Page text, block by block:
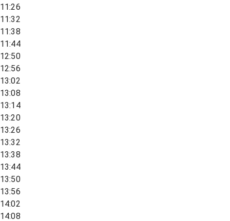
11:26
11:32
11:38
11:44
12:50
12:56
13:02
13:08
13:14
13:20
13:26
13:32
13:38
13:44
13:50
13:56
14:02
14:08